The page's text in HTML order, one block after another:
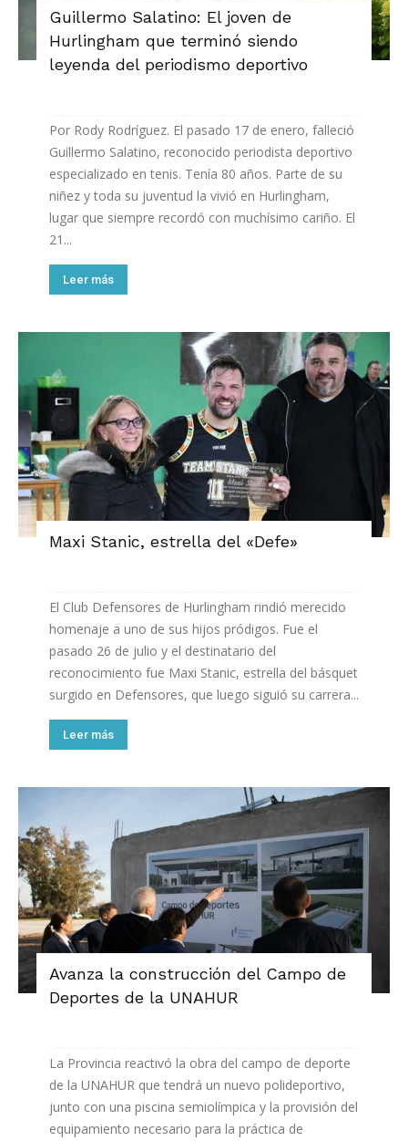
Guillermo Salatino: El joven de
Hurlingham que terminó siendo
leyenda del periodismo deportivo
Por Rody Rodríguez. El pasado 17 de enero, falleció
Guillermo Salatino, reconocido periodista deportivo
especializado en tenis. Tenía 80 años. Parte de su
niñez y toda su juventud la vivió en Hurlingham,
lugar que siempre recordó con muchísimo cariño. El
21...
Leer más
Maxi Stanic, estrella del «Defe»
El Club Defensores de Hurlingham rindió merecido
homenaje a uno de sus hijos pródigos. Fue el
pasado 26 de julio y el destinatario del
reconocimiento fue Maxi Stanic, estrella del básquet
surgido en Defensores, que luego siguió su carrera...
Leer más
Avanza la construcción del Campo de
Deportes de la UNAHUR
La Provincia reactivó la obra del campo de deporte
de la UNAHUR que tendrá un nuevo polideportivo,
junto con una piscina semiolímpica y la provisión del
equipamiento necesario para la práctica de